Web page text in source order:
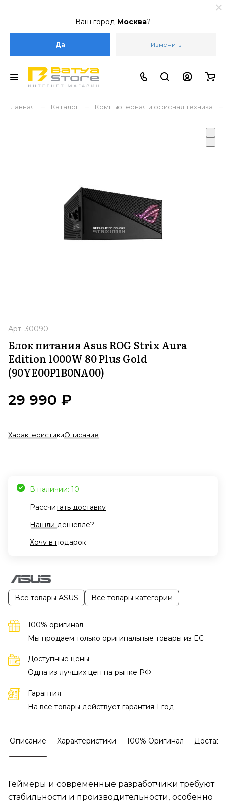
Ваш город Москва?
Да Изменить
Главная – Каталог – Компьютерная и офисная техника –
Арт. 30090
Блок питания Asus ROG Strix Aura
Edition 1000W 80 Plus Gold
(90YE00P1B0NA00)
29 990 ₽
ХарактеристикиОписание
В наличии: 10
Рассчитать доставку
Нашли дешевле?
Хочу в подарок
Все товары ASUS Все товары категории
100% оригинал
Мы продаем только оригинальные товары из EC
Доступные цены
Одна из лучших цен на рынке РФ
Гарантия
На все товары действует гарантия 1 год
Описание Характеристики 100% Оригинал
Геймеры и современные разработчики требуют
стабильности и производительности, особенно